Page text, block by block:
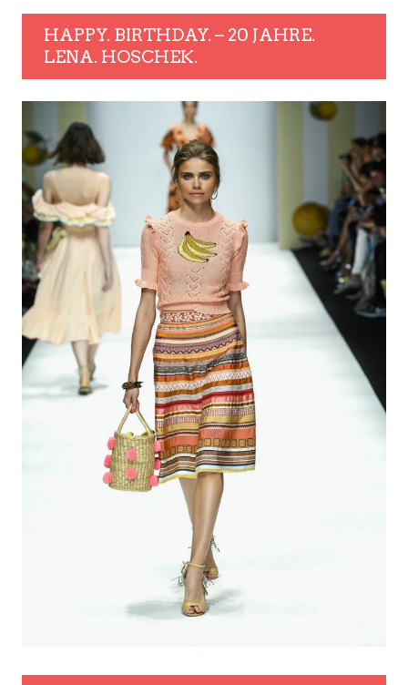
HAPPY. BIRTHDAY. – 20 JAHRE.
LENA. HOSCHEK.